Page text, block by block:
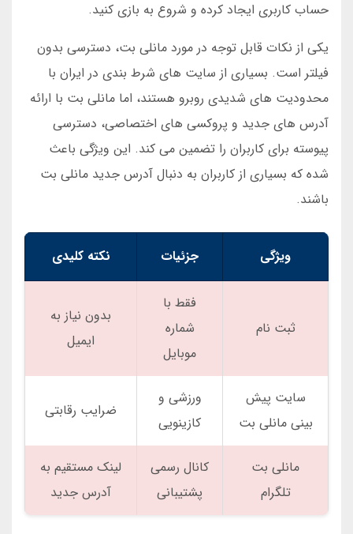
حساب کاربری ایجاد کرده و شروع به بازی کنید.
یکی از نکات قابل توجه در مورد مانلی بت، دسترسی بدون
فیلتر است. بسیاری از سایت های شرط بندی در ایران با
محدودیت های شدیدی روبرو هستند، اما مانلی بت با ارائه
آدرس های جدید و پروکسی های اختصاصی، دسترسی
پیوسته برای کاربران را تضمین می کند. این ویژگی باعث
شده که بسیاری از کاربران به دنبال آدرس جدید مانلی بت
باشند.
ویژگی جزئیات نکته کلیدی
ثبت نام
فقط با
شماره
موبایل
بدون نیاز به
ایمیل
سایت پیش
بینی مانلی بت
ورزشی و
کازینویی
ضرایب رقابتی
مانلی بت
تلگرام
کانال رسمی
پشتیبانی
لینک مستقیم به
آدرس جدید